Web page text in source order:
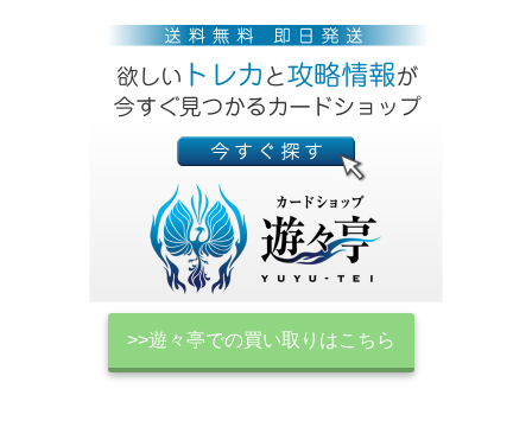
>>遊々亭での買い取りはこちら